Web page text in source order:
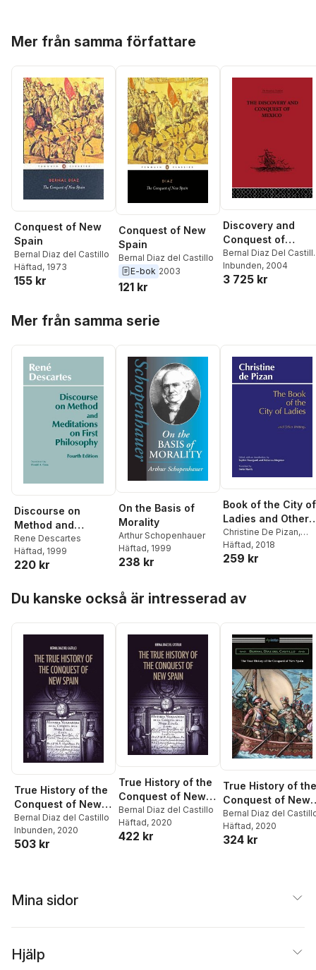
Mer från samma författare
Conquest of New
Spain
Bernal Diaz del Castillo
Häftad, 1973
155 kr
Conquest of New
Spain
Bernal Diaz del Castillo
E-bok 2003
121 kr
Discovery and
Conquest of
Mexico 1517-1521
Bernal Diaz Del
Genaro Garcia
Inbunden, 2004
3 725 kr
Mer från samma serie
Discourse on
Method and
Meditations on
First Philosophy
Rene Descartes
Häftad, 1999
220 kr
On the Basis of
Morality
Arthur Schopenhauer
Häftad, 1999
238 kr
Book of the City of
Ladies and Other
Writings
Christine De Pizan,
Rebecca Kingston
Sophie Bourgault
Häftad, 2018
259 kr
Du kanske också är intresserad av
True History of the
Conquest of New
Spain
Bernal Diaz del Castillo
Inbunden, 2020
503 kr
True History of the
Conquest of New
Spain
Bernal Diaz del Castillo
Häftad, 2020
422 kr
True History of the
Conquest of New
Spain
Bernal Diaz del
Häftad, 2020
324 kr
Mina sidor
Hjälp